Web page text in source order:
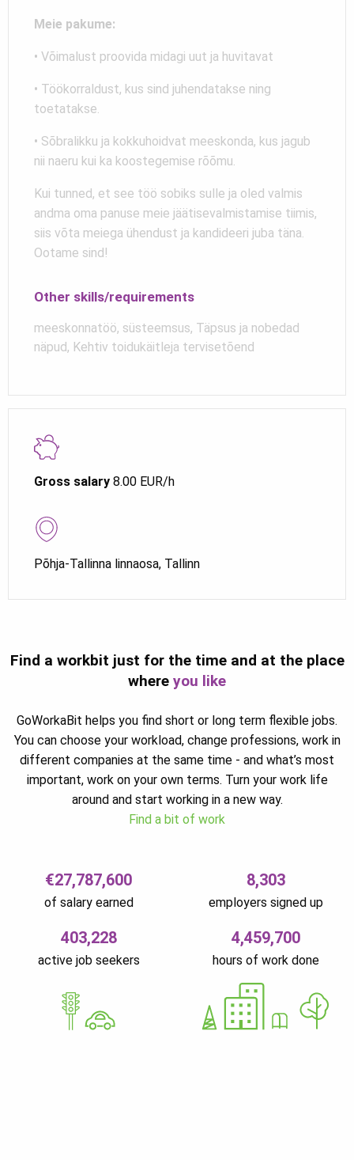
Gross salary 8.00 EUR/h
Põhja-Tallinna linnaosa, Tallinn
Meie pakume:
• Võimalust proovida midagi uut ja huvitavat
• Töökorraldust, kus sind juhendatakse ning
toetatakse.
• Sõbralikku ja kokkuhoidvat meeskonda, kus jagub
nii naeru kui ka koostegemise rõõmu.
Kui tunned, et see töö sobiks sulle ja oled valmis
andma oma panuse meie jäätisevalmistamise tiimis,
siis võta meiega ühendust ja kandideeri juba täna.
Ootame sind!
Other skills/requirements
meeskonnatöö, süsteemsus, Täpsus ja nobedad
näpud, Kehtiv toidukäitleja tervisetõend
Find a workbit just for the time and at the place
where you like
GoWorkaBit helps you find short or long term flexible jobs.
You can choose your workload, change professions, work in
different companies at the same time - and what’s most
important, work on your own terms. Turn your work life
around and start working in a new way.
Find a bit of work
€27,787,600
of salary earned
8,303
employers signed up
403,228
active job seekers
4,459,700
hours of work done